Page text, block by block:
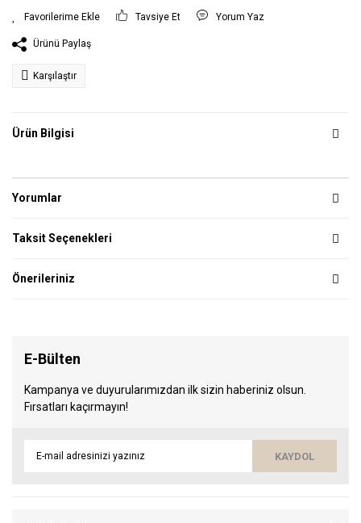
Tavsiye Et Yorum Yaz
Ürünü Paylaş
Karşılaştır
Ürün Bilgisi
Yorumlar
Taksit Seçenekleri
Önerileriniz
E-Bülten
Kampanya ve duyurularımızdan ilk sizin haberiniz olsun.
Fırsatları kaçırmayın!
KAYDOL